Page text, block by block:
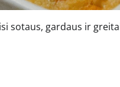
sotaus, gardaus ir